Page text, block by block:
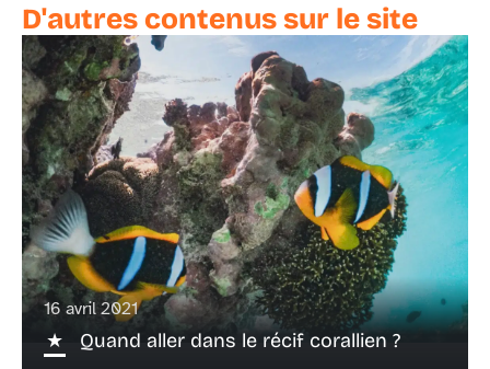
D'autres contenus sur le site
16 avril 2021
Quand aller dans le récif corallien ?